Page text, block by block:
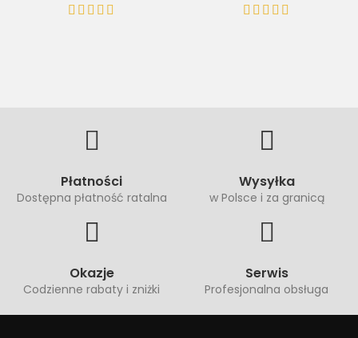
Płatności
Dostępna płatność ratalna
Wysyłka
w Polsce i za granicą
Okazje
Codzienne rabaty i zniżki
Serwis
Profesjonalna obsługa